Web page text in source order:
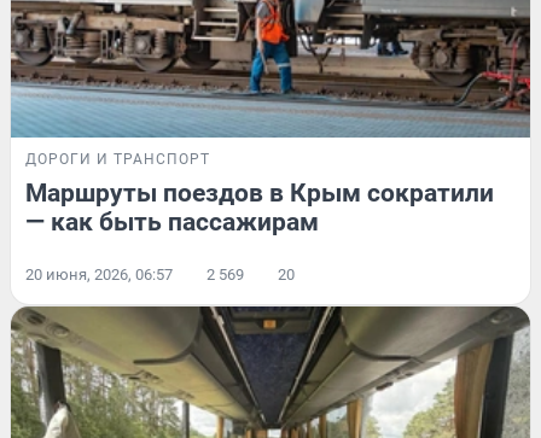
ДОРОГИ И ТРАНСПОРТ
Маршруты поездов в Крым сократили
— как быть пассажирам
20 июня, 2026, 06:57 2 569 20